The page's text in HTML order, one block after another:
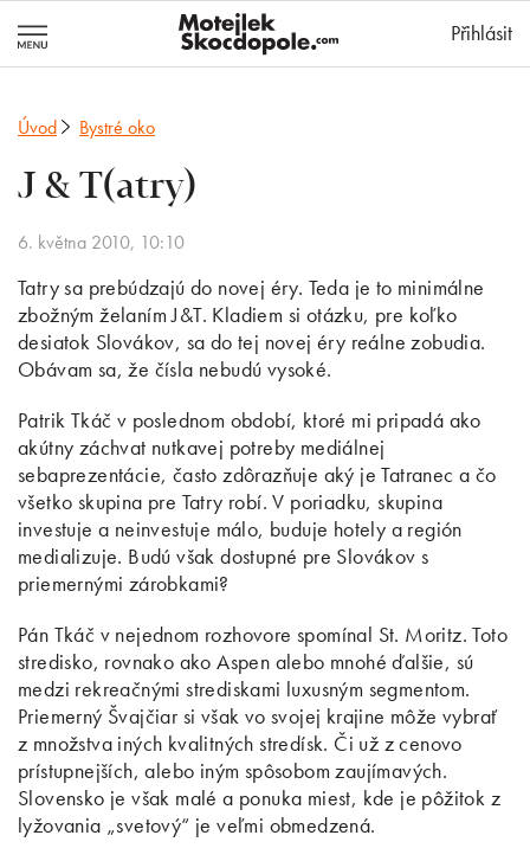
Přihlásit
Úvod Bystré oko
J & T(atry)
6. května 2010, 10:10
Tatry sa prebúdzajú do novej éry. Teda je to minimálne
zbožným želaním J&T. Kladiem si otázku, pre koľko
desiatok Slovákov, sa do tej novej éry reálne zobudia.
Obávam sa, že čísla nebudú vysoké.
Patrik Tkáč v poslednom období, ktoré mi pripadá ako
akútny záchvat nutkavej potreby mediálnej
sebaprezentácie, často zdôrazňuje aký je Tatranec a čo
všetko skupina pre Tatry robí. V poriadku, skupina
investuje a neinvestuje málo, buduje hotely a región
medializuje. Budú však dostupné pre Slovákov s
priemernými zárobkami?
Pán Tkáč v nejednom rozhovore spomínal St. Moritz. Toto
stredisko, rovnako ako Aspen alebo mnohé ďalšie, sú
medzi rekreačnými strediskami luxusným segmentom.
Priemerný Švajčiar si však vo svojej krajine môže vybrať
z množstva iných kvalitných stredísk. Či už z cenovo
prístupnejších, alebo iným spôsobom zaujímavých.
Slovensko je však malé a ponuka miest, kde je pôžitok z
lyžovania „svetový“ je veľmi obmedzená.